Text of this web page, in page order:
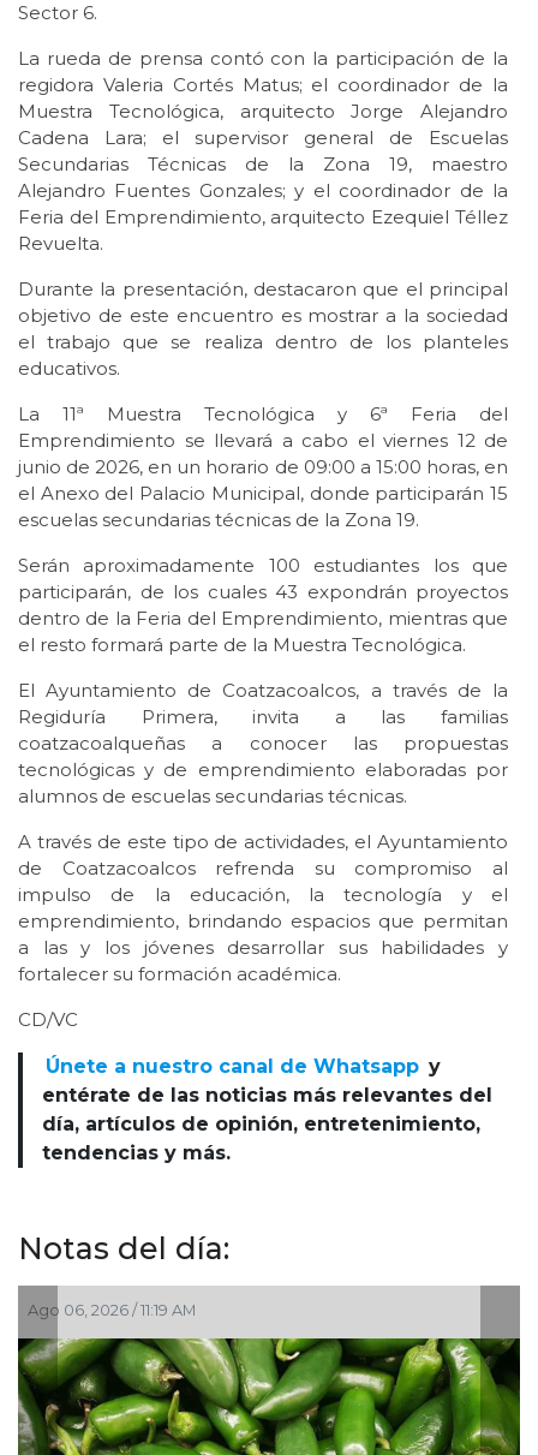
Sector 6.
La rueda de prensa contó con la participación de la
regidora Valeria Cortés Matus; el coordinador de la
Muestra Tecnológica, arquitecto Jorge Alejandro
Cadena Lara; el supervisor general de Escuelas
Secundarias Técnicas de la Zona 19, maestro
Alejandro Fuentes Gonzales; y el coordinador de la
Feria del Emprendimiento, arquitecto Ezequiel Téllez
Revuelta.
Durante la presentación, destacaron que el principal
objetivo de este encuentro es mostrar a la sociedad
el trabajo que se realiza dentro de los planteles
educativos.
La 11ª Muestra Tecnológica y 6ª Feria del
Emprendimiento se llevará a cabo el viernes 12 de
junio de 2026, en un horario de 09:00 a 15:00 horas, en
el Anexo del Palacio Municipal, donde participarán 15
escuelas secundarias técnicas de la Zona 19.
Serán aproximadamente 100 estudiantes los que
participarán, de los cuales 43 expondrán proyectos
dentro de la Feria del Emprendimiento, mientras que
el resto formará parte de la Muestra Tecnológica.
El Ayuntamiento de Coatzacoalcos, a través de la
Regiduría Primera, invita a las familias
coatzacoalqueñas a conocer las propuestas
tecnológicas y de emprendimiento elaboradas por
alumnos de escuelas secundarias técnicas.
A través de este tipo de actividades, el Ayuntamiento
de Coatzacoalcos refrenda su compromiso al
impulso de la educación, la tecnología y el
emprendimiento, brindando espacios que permitan
a las y los jóvenes desarrollar sus habilidades y
fortalecer su formación académica.
CD/VC
Únete a nuestro canal de Whatsapp y
entérate de las noticias más relevantes del
día, artículos de opinión, entretenimiento,
tendencias y más.
Notas del día:
06, 2026 / 11:19 AM